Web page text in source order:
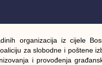
organizacija iz cijele
za slobodne i poštene
i provođenja